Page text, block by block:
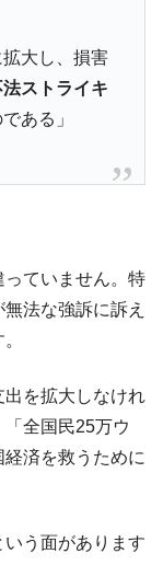
着韓！⇒ さっそ
力」のプラカー
規模のAIデ
』は先進技術の
？
ーフとは？
大し、損害
法ストライキ
ある」
ていません。特
法な強訴に訴え
を拡大しなけれ
全国民25万ウ
済を救うために
う面があります